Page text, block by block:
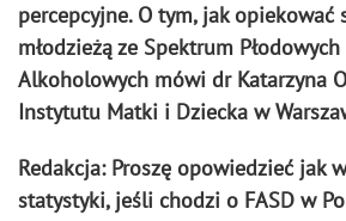
percepcyjne. O tym, jak opiekować
młodzieżą ze Spektrum
Alkoholowych mówi dr Katarzyna
Instytutu Matki i Dziecka w
Redakcja: Proszę opowiedzieć jak
statystyki, jeśli chodzi o FASD w